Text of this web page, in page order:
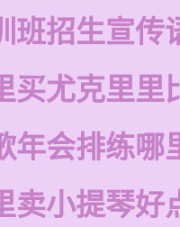
班招生宣传
买尤克里里
年会排练哪
卖小提琴好